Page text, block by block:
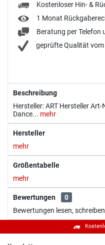
Kostenloser Hin- &
1 Monat
Beratung per Telefon
geprüfte Qualität
Beschreibung
Hersteller: ART Hersteller
Dance... mehr
Hersteller
mehr
Größentabelle
mehr
Bewertungen
0
Bewertungen lesen,